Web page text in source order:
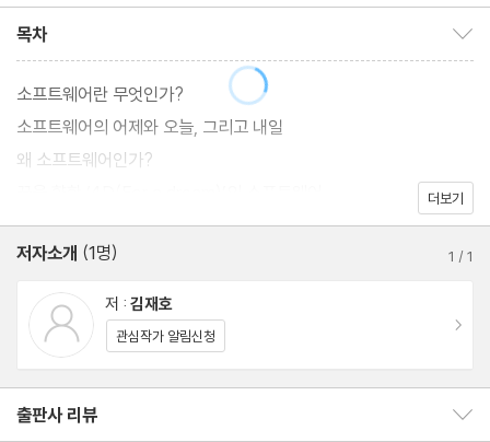
목차
소프트웨어란 무엇인가?
소프트웨어의 어제와 오늘, 그리고 내일
왜 소프트웨어인가?
더보기
저자소개 (1명) 1 /1
저 : 김재호
관심작가 알림신청
출판사 리뷰